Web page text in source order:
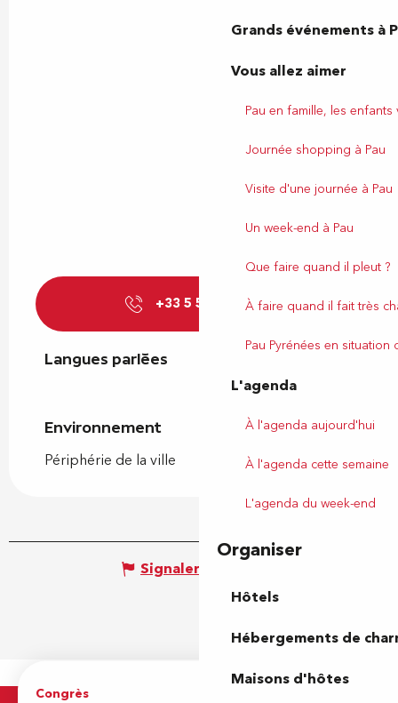
Grands événements à
Vous allez aimer
Pau en famille, les
Journée shopping à Pau
Visite d'une journée à Pau
Un week-end à Pau
Que faire quand il pleut ?
À faire quand il fait très
Pau Pyrénées en situation
L'agenda
À l'agenda aujourd'hui
À l'agenda cette semaine
L'agenda du week-end
Organiser
Hôtels
Hébergements de
Maisons d'hôtes
+33 5 59 21 00 ▒▒
Langues parlées
Langues parlées
Environnement
Environnement
Périphérie de la ville
Signaler une erreur
Congrès